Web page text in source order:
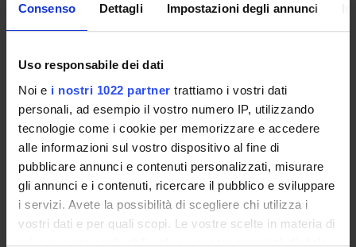
Consenso Dettagli Impostazioni degli annunci
Uso responsabile dei dati
Noi e i nostri 1022 partner trattiamo i vostri dati
personali, ad esempio il vostro numero IP, utilizzando
tecnologie come i cookie per memorizzare e accedere
alle informazioni sul vostro dispositivo al fine di
pubblicare annunci e contenuti personalizzati, misurare
gli annunci e i contenuti, ricercare il pubblico e sviluppare
i servizi. Avete la possibilità di scegliere chi utilizza i
vostri dati e per quali scopi. Le vostre scelte in materia di
privacy sono applicabili solo su questa proprietà digitale
biological fish;
hydrodynamic environment to assess behaviour of an
artificial fish equipped with artificial lateral line sensing
with respect to the behaviour of a biological fish.
We believe that the proposed investigations are key to
building underwater robots that improve on the existing by
exhibiting a greater degree of autonomy, adaptability to
environmental changes, manoeuvrability, stability and
overall lower complexity, as well as moving more efficiently
and quietly.